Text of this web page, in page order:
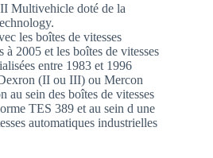
Multivehicle doté de la
les boîtes de vitesses
2005 et les boîtes de vitesses
entre 1983 et 1996
(II ou III) ou Mercon
sein des boîtes de vitesses
TES 389 et au sein d une
automatiques industrielles